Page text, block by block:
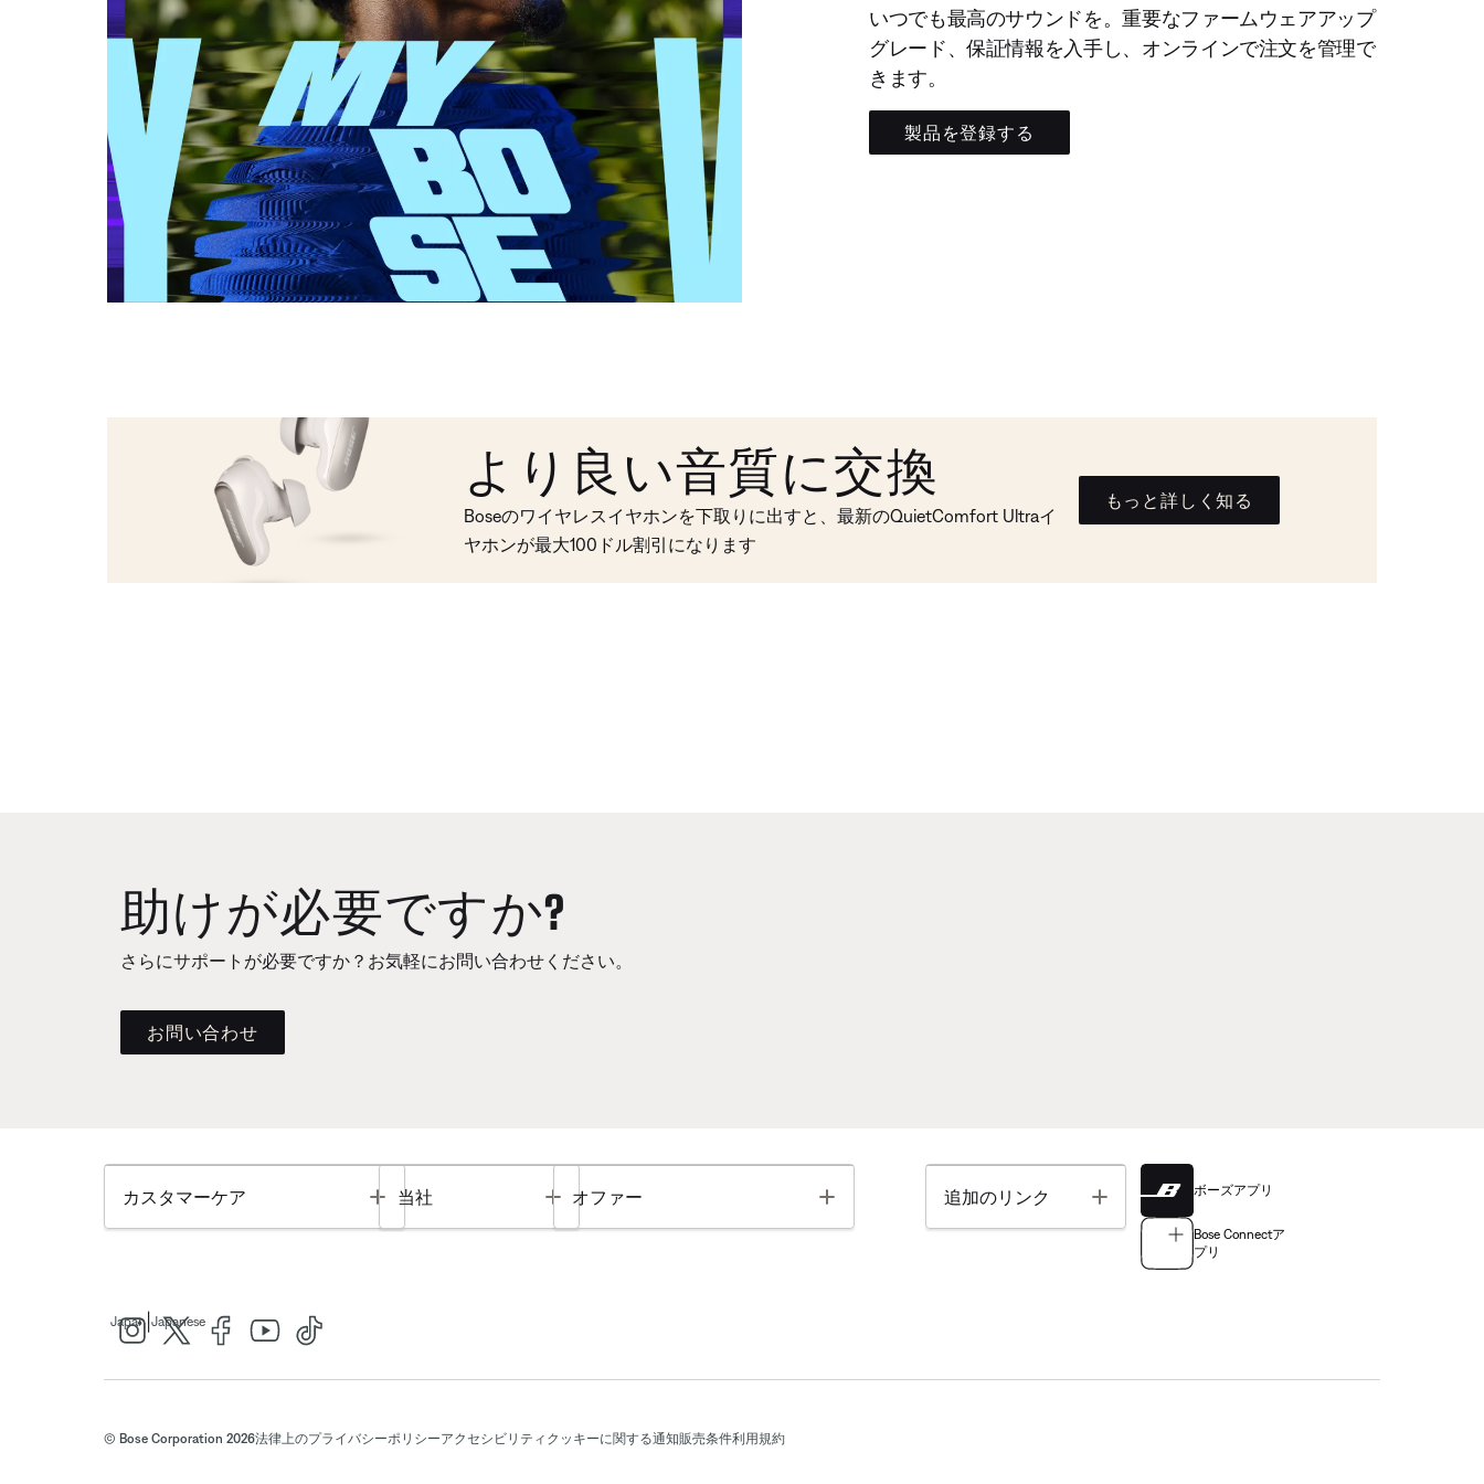
いつでも最高のサウンドを。重要なファームウェアアップ
グレード、保証情報を入手し、オンラインで注文を管理で
きます。
製品を登録する
より良い音質に交換
Boseのワイヤレスイヤホンを下取りに出すと、最新のQuietComfort Ultraイ
ヤホンが最大100ドル割引になります
もっと詳しく知る
助けが必要ですか?
さらにサポートが必要ですか？お気軽にお問い合わせください。
お問い合わせ
カスタマーケア Toggle
当社 Toggle
オファー Toggle 追加のリンク Toggle ボーズアプリ
Bose Connectア
プリ
Japan Japanese
© Bose Corporation 2026法律上のプライバシーポリシーアクセシビリティ クッキーに関する通知販売条件利用規約